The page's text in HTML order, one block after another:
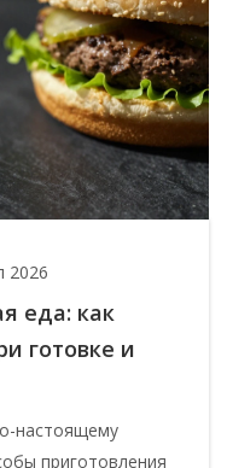
2026
еда: как
готовке и
настоящему
приготовления